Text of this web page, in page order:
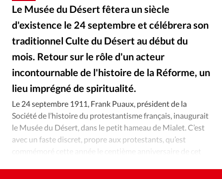
Emploi
Se connecter
Édition: Internationale
RUBRIQUES
Tous les articles
Actualité chrétienne
Actualité internationale
Chronique
Culture
Dossier
Eglises Foi Génération réveil
Monde
Opinions
Publireportage
Relations Aujourd'hui
Vécu
Vie Intérieure
Le Musée du Désert fêtera un siècle
d'existence le 24 septembre et célébrera son
traditionnel Culte du Désert au début du
mois. Retour sur le rôle d'un acteur
incontournable de l'histoire de la Réforme, un
lieu imprégné de spiritualité.
Le 24 septembre 1911, Frank Puaux, président de la
Société de l’histoire du protestantisme français, inaugurait
le Musée du Désert, dans le petit hameau de Mialet. C’est
avec un faste discret, propre aux protestants, qu’est
commémoré cette année le centième anniversaire de cet